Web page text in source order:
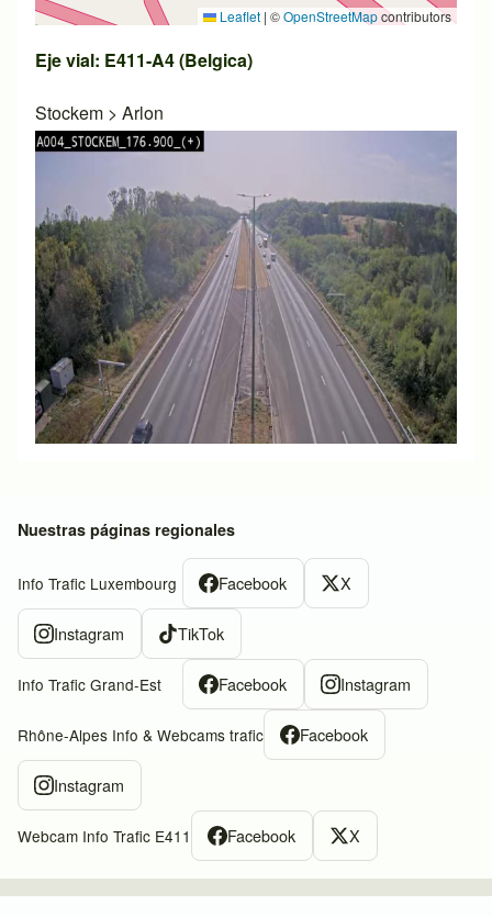
Leaflet | ©OpenStreetMapcontributors
Eje vial: E411-A4 (Belgica)
Stockem > Arlon
Nuestras páginas regionales
Info Trafic Luxembourg Facebook X
Instagram TikTok
Info Trafic Grand-Est Facebook Instagram
Rhône-Alpes Info & Webcams trafic Facebook
Instagram
Webcam Info Trafic E411 Facebook X